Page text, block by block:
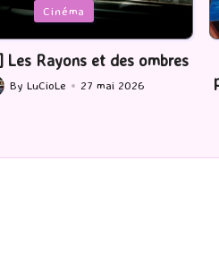
BD Lecture
Gardiens des cités
: Le roman graphique Tome